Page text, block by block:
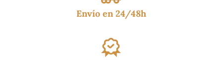
Envío en 24/48h